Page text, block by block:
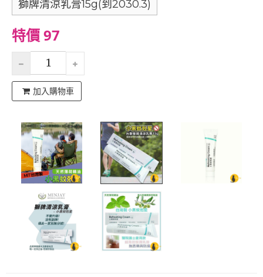
獅牌清涼乳膏15g(到2030.3)
特價 97
加入購物車